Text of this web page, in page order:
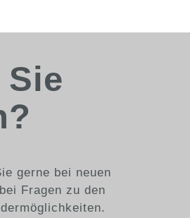
Sie
gerne bei neuen
Fragen zu den